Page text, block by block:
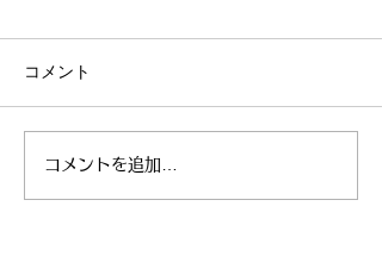
親子ヨガ と おはなし
会
コメント
コメントを追加…